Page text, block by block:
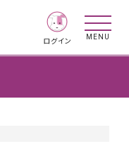
ログイン
MENU